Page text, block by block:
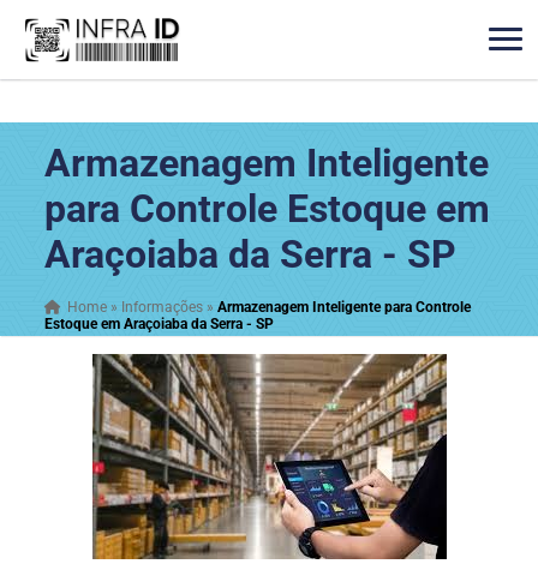
Armazenagem Inteligente
para Controle Estoque em
Araçoiaba da Serra - SP
Home » Informações »Armazenagem Inteligente para Controle
Estoque em Araçoiaba da Serra - SP